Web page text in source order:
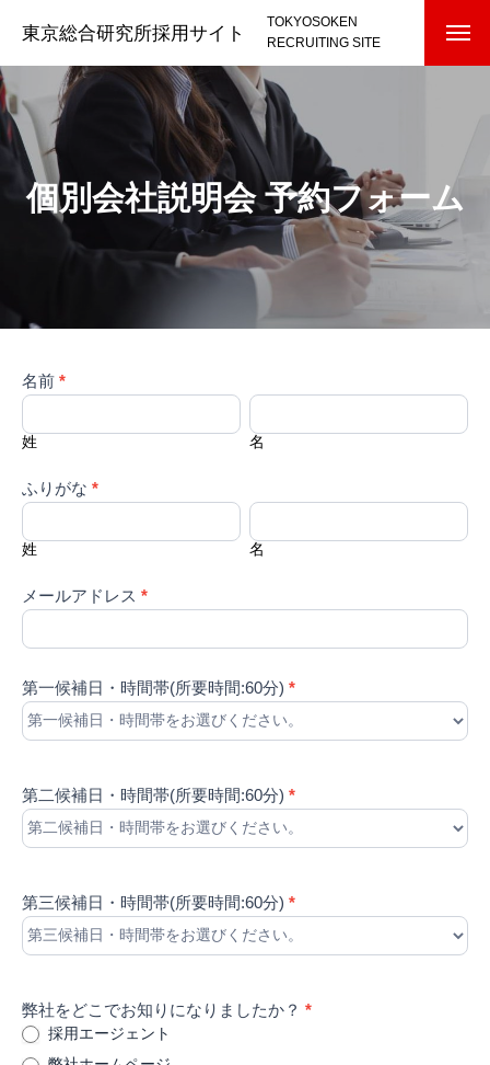
東京総合研究所採用サイト
TOKYOSOKEN
RECRUITING SITE
COMPANY
インターン
個別会社説明会 予約フォーム
個
別
社
説
予
約
ォ
ー
名前 *
姓
姓
名
名
ふりがな *
姓
姓
名
名
メールアドレス *
第一候補日・時間帯(所要時間:60分) *
第二候補日・時間帯(所要時間:60分) *
第三候補日・時間帯(所要時間:60分) *
弊社をどこでお知りになりましたか？ *
採用エージェント
あ
な
が
人
場
合、
の
フ
ル
ド
空
ま
ま
に
し
さ
い。